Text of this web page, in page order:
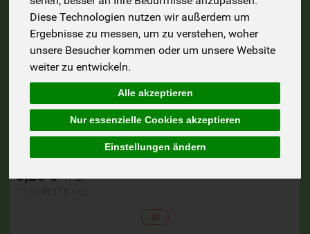
Diese Technologien nutzen wir außerdem um
Ergebnisse zu messen, um zu verstehen, woher
unsere Besucher kommen oder um unsere Website
weiter zu entwickeln.
Alle akzeptieren
Nur essenzielle Cookies akzeptieren
Einstellungen ändern
Albgriller Grillgewürz Streuer 70 gr
6,20 € / St
St